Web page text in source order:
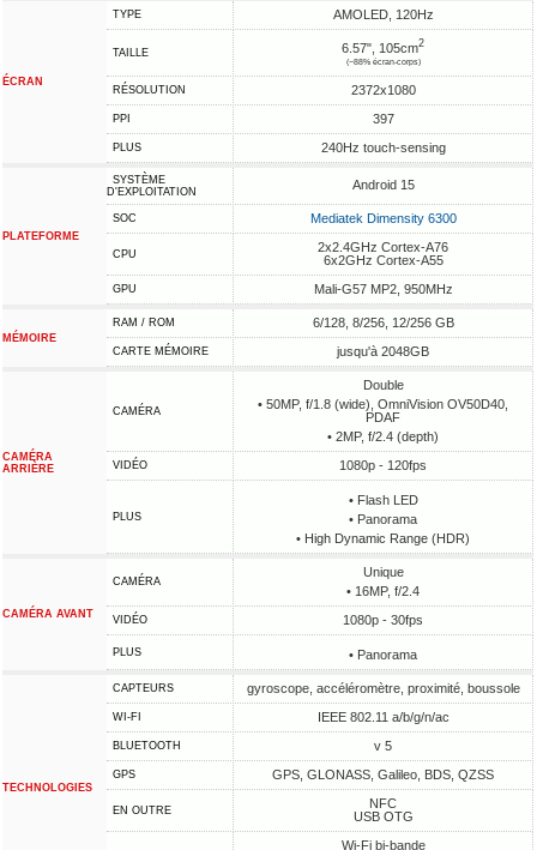
ÉCRAN
TYPE AMOLED, 120Hz
TAILLE 6.57", 105cm2
(~88% écran-corps)
RÉSOLUTION 2372x1080
PPI 397
PLUS 240Hz touch-sensing
PLATEFORME
SYSTÈME
D'EXPLOITATION
Android 15
SOC Mediatek Dimensity 6300
CPU
2x2.4GHz Cortex-A76
6x2GHz Cortex-A55
GPU Mali-G57 MP2, 950MHz
MÉMOIRE
RAM / ROM 6/128, 8/256, 12/256 GB
CARTE MÉMOIRE jusqu'à 2048GB
CAMÉRA
ARRIÈRE
CAMÉRA
Double
• 50MP, f/1.8 (wide), OmniVision OV50D40,
PDAF
• 2MP, f/2.4 (depth)
VIDÉO 1080p - 120fps
PLUS
• Flash LED
• Panorama
• High Dynamic Range (HDR)
CAMÉRA AVANT
CAMÉRA
Unique
• 16MP, f/2.4
VIDÉO 1080p - 30fps
PLUS • Panorama
TECHNOLOGIES
CAPTEURS gyroscope, accéléromètre, proximité, boussole
WI-FI IEEE 802.11 a/b/g/n/ac
BLUETOOTH v 5
GPS GPS, GLONASS, Galileo, BDS, QZSS
EN OUTRE
NFC
USB OTG
Wi-Fi bi-bande